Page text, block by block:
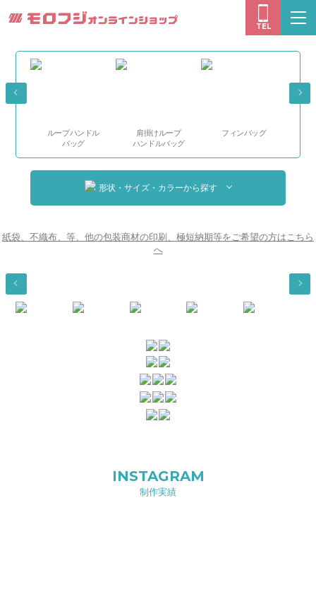
モロフジオン
TEL
ループハンドル
バッグ
肩掛けループ
ハンドルバッグ
フィンバッグ
形状・サイズ・カラーから探す
紙袋、不織布、等、他の包装商材の印刷、極短納期等をご希望の方はこちら
へ
INSTAGRAM
制作実績